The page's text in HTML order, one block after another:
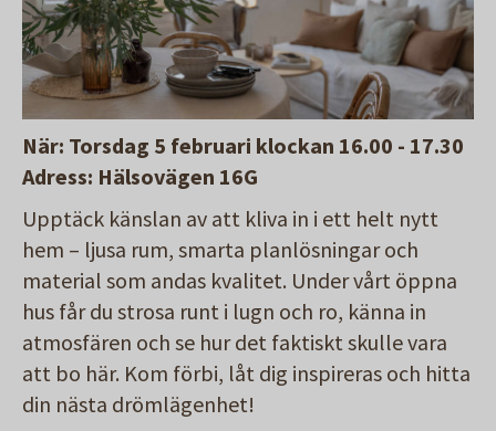
När: Torsdag 5 februari klockan 16.00 - 17.30
Adress: Hälsovägen 16G
Upptäck känslan av att kliva in i ett helt nytt
hem – ljusa rum, smarta planlösningar och
material som andas kvalitet. Under vårt öppna
hus får du strosa runt i lugn och ro, känna in
atmosfären och se hur det faktiskt skulle vara
att bo här. Kom förbi, låt dig inspireras och hitta
din nästa drömlägenhet!